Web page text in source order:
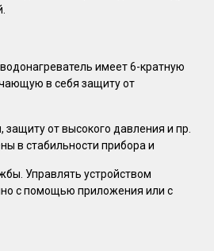
имеет 6-кратную
в себя защиту от
защиту от высокого давления и пр.
в стабильности прибора и
Управлять устройством
с помощью приложения или с